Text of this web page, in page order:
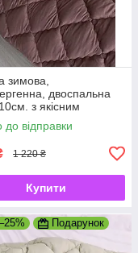
зимова,
двоспальна
з якісним
холофайбер,
Україна
до відправки
1 220 ₴
Купити
Подарунок